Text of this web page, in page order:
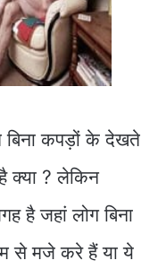
कपड़ों के देखते
है क्या ? लेकिन
है जहां लोग बिना
से मजे करे हैं या ये